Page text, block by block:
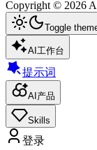
Copyright © 2026
Toggle
AI工作台
提示词
AI产品
Skills
登录